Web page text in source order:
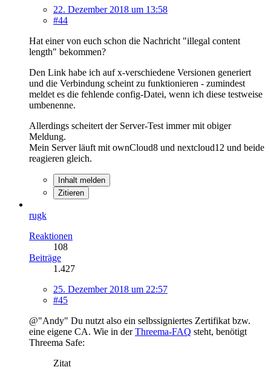
22. Dezember 2018 um 13:58
#44
Hat einer von euch schon die Nachricht "illegal content
length" bekommen?
Den Link habe ich auf x-verschiedene Versionen generiert
und die Verbindung scheint zu funktionieren - zumindest
meldet es die fehlende config-Datei, wenn ich diese testweise
umbenenne.
Allerdings scheitert der Server-Test immer mit obiger
Meldung.
Mein Server läuft mit ownCloud8 und nextcloud12 und beide
reagieren gleich.
Inhalt melden
Zitieren
rugk
Reaktionen
108
Beiträge
1.427
25. Dezember 2018 um 22:57
#45
@"Andy" Du nutzt also ein selbssigniertes Zertifikat bzw.
eine eigene CA. Wie in derThreema-FAQ steht, benötigt
Threema Safe:
Zitat